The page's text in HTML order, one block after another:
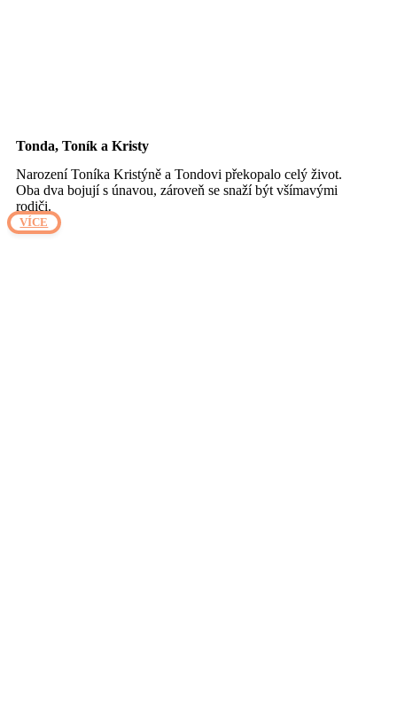
Tonda, Toník a Kristy
Narození Toníka Kristýně a Tondovi překopalo celý život.
Oba dva bojují s únavou, zároveň se snaží být všímavými
rodiči.
VÍCE